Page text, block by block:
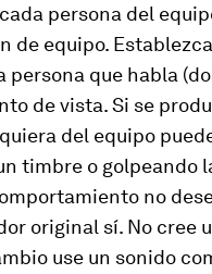
persona del
de equipo.
persona que habla
de vista. Si se
del equipo
timbre o golpeando
no
original sí. No cree
use un sonido